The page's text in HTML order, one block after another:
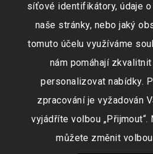
síťové identifikátory, údaje
naše stránky, nebo jaký
tomuto účelu využíváme
nám pomáhají
personalizovat nabídky.
zpracování je vyžadován
vyjádříte volbou
můžete změnit volbou